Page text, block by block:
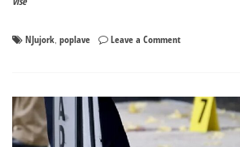
NJujork, poplave Leave a Commenton
Objavljeni
zastrašujući
snimci